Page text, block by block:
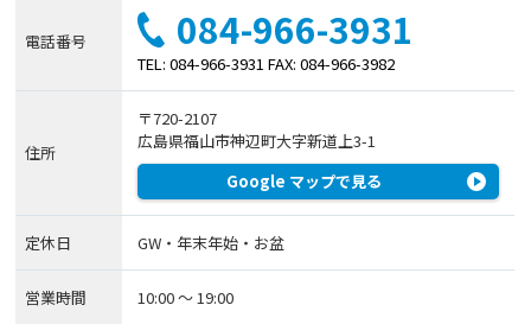
電話番号 084-966-3931
TEL: 084-966-3931 FAX: 084-966-3982
住所
〒720-2107
広島県福山市神辺町大字新道上3-1
Google マップで見る
定休日 GW・年末年始・お盆
営業時間 10:00 〜 19:00